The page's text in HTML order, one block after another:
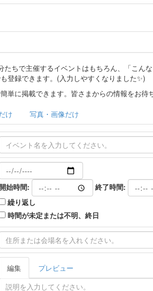
ちで主催するイベントはもちろん、「こん
登録できます。(入力しやすくなりました✨)
単に掲載できます。皆さまからの情報をお待
け 写真・画像だけ
開始時間:
終了時間:
繰り返し
時間が未定または不明、終日
編集 プレビュー